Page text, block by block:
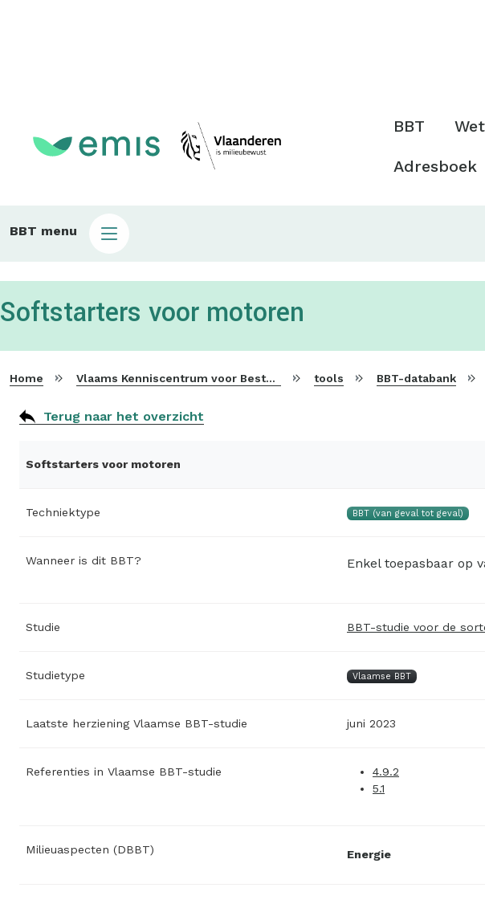
BBT
Adresboek
Main
bbt
BBT menu
Softstarters voor motoren
Home Vlaams Kenniscentrum voor Beste Beschikbare Technieken tools BBT-databank
Terug naar het overzicht
Softstarters voor motoren
Techniektype BBT (van geval tot geval)
Wanneer is dit BBT? Enkel toepasbaar op
Studie BBT-studie voor de
Studietype Vlaamse BBT
Laatste herziening Vlaamse BBT-studie juni 2023
Referenties in Vlaamse BBT-studie
4.9.2
5.1
Milieuaspecten (DBBT) Energie